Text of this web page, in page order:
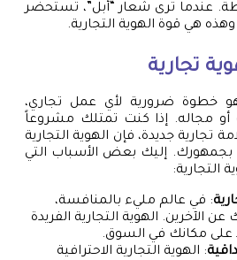
عندما ترى شعار “أبل”، تستحضر
هي قوة الهوية التجارية.
تجارية
خطوة ضرورية لأي عمل تجاري،
مجاله. إذا كنت تمتلك مشروعاً
تجارية جديدة، فإن الهوية التجارية
إليك بعض الأسباب التي
التجارية:
: في عالم مليء بالمنافسة،
عن الآخرين. الهوية التجارية الفريدة
على مكانك في السوق.
: الهوية التجارية الاحترافية